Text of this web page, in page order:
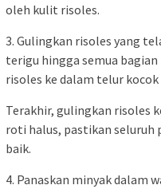
oleh kulit risoles.
3. Gulingkan risoles yang
terigu hingga semua
risoles ke dalam telur kocok
Terakhir, gulingkan risoles
roti halus, pastikan seluruh
baik.
4. Panaskan minyak dalam